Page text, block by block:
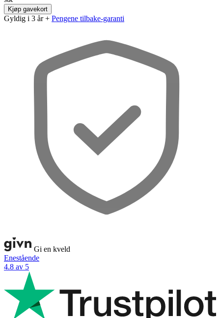
Kjøp gavekort
Gyldig i 3 år + Pengene tilbake-garanti
Gi en kveld
Enestående
4.8 av 5